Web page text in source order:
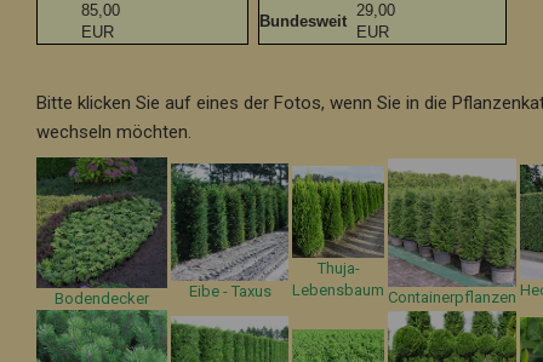
85,00
EUR
Bundesweit
29,00
EUR
Bitte klicken Sie auf eines der Fotos, wenn Sie in die
wechseln möchten.
Bodendecker Eibe - Taxus
Thuja-
Lebensbaum Containerpflanzen